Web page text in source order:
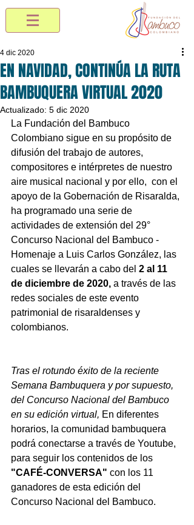
EN NAVIDAD, CONTINÚA LA RUTA
BAMBUQUERA VIRTUAL 2020
4 dic 2020
Actualizado: 5 dic 2020
La Fundación del Bambuco
Colombiano sigue en su propósito de
difusión del trabajo de autores,
compositores e intérpretes de nuestro
aire musical nacional y por ello, con el
apoyo de la Gobernación de Risaralda,
ha programado una serie de
actividades de extensión del 29°
Concurso Nacional del Bambuco -
Homenaje a Luis Carlos González, las
cuales se llevarán a cabo del 2 al 11
de diciembre de 2020, a través de las
redes sociales de este evento
patrimonial de risaraldenses y
colombianos.
Tras el rotundo éxito de la reciente
Semana Bambuquera y por supuesto,
del Concurso Nacional del Bambuco
en su edición virtual, En diferentes
horarios, la comunidad bambuquera
podrá conectarse a través de Youtube,
para seguir los contenidos de los
"CAFÉ-CONVERSA" con los 11
ganadores de esta edición del
Concurso Nacional del Bambuco.